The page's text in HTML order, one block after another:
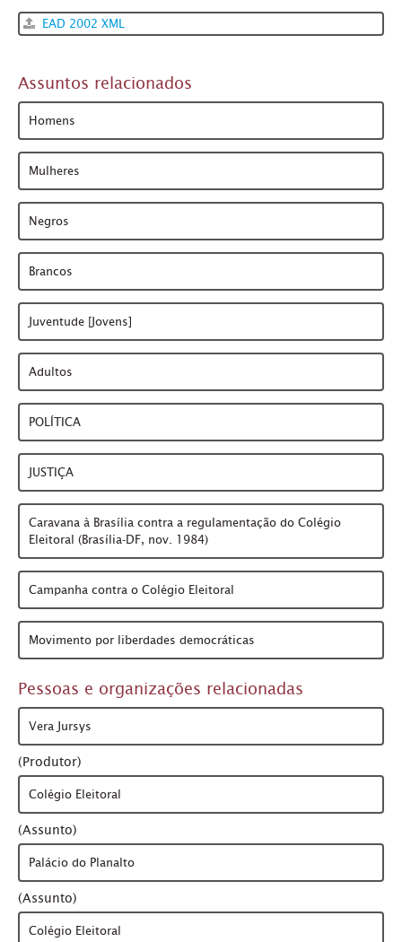
EAD 2002 XML
Assuntos relacionados
Homens
Mulheres
Negros
Brancos
Juventude [Jovens]
Adultos
POLÍTICA
JUSTIÇA
Caravana à Brasília contra a regulamentação do Colégio
Eleitoral (Brasília-DF, nov. 1984)
Campanha contra o Colégio Eleitoral
Movimento por liberdades democráticas
Pessoas e organizações relacionadas
Vera Jursys
(Produtor)
Colégio Eleitoral
(Assunto)
Palácio do Planalto
(Assunto)
Colégio Eleitoral